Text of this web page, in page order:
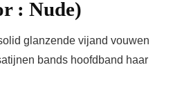
: Nude)
glanzende vijand vouwen
bands hoofdband haar